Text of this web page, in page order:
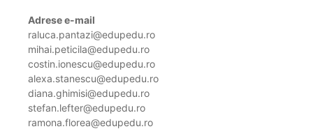
Adrese e-mail
raluca.pantazi@edupedu.ro
mihai.peticila@edupedu.ro
costin.ionescu@edupedu.ro
alexa.stanescu@edupedu.ro
diana.ghimisi@edupedu.ro
stefan.lefter@edupedu.ro
ramona.florea@edupedu.ro